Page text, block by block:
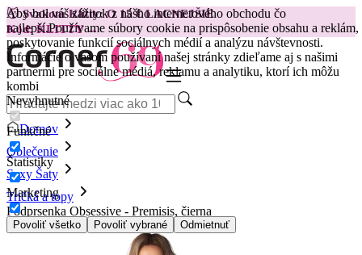
Aby bol váš zážitok z nášho internetového obchodu čo
najlepší.Používame súbory cookie na prispôsobenie obsahu a reklám,
poskytovanie funkcií sociálnych médií a analýzu návštevnosti.
Informácie o vašom používaní našej stránky zdieľame aj s našimi
partnermi pre sociálne médiá, reklamu a analytiku, ktorí ich môžu
kombi
Nevyhnutné
Funkčné
Štatistiky
Marketing
Povoliť všetko Povoliť vybrané Odmietnuť
😽Svakom Klitty: O 15 € LACNEJŠIE
Kód: KLITTY →
Domov
Oblečenie
Sexy Šaty
Tričká a topy
Podprsenka Obsessive - Premisis, čierna